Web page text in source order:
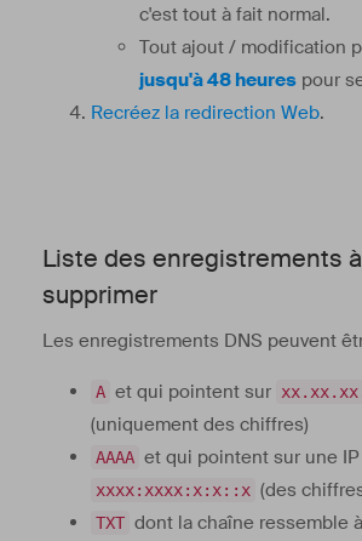
c'est tout à fait normal.
Tout ajout / modification
jusqu'à 48 heures pour
Recréez la redirection Web.
Liste des enregistrements
supprimer
Les enregistrements DNS peuvent
A et qui pointent sur
(uniquement des chiffres)
AAAA et qui pointent sur une IP
xxxx:xxxx:x:x::x (des
TXT dont la chaîne ressemble